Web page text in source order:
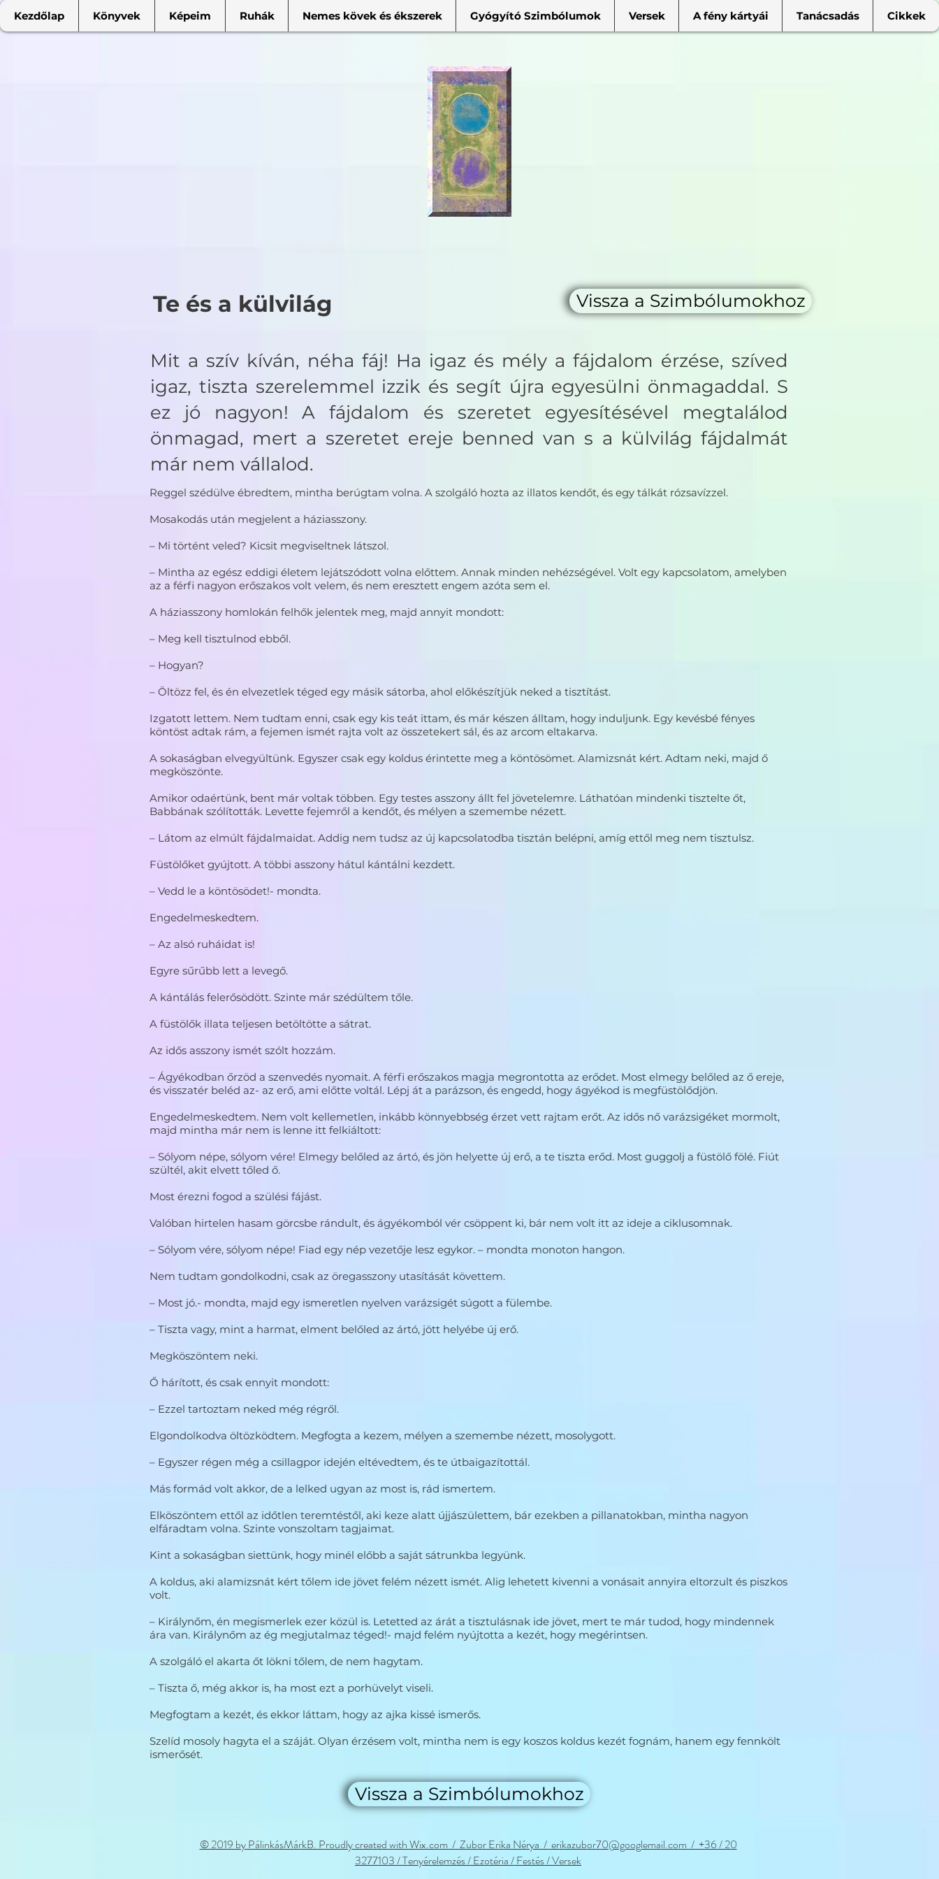
Kezdőlap Könyvek Képeim Ruhák Nemes kövek és ékszerek Gyógyító Szimbólumok Versek A fény kártyái Tanácsadás Cikkek
Vissza a Szimbólumokhoz
Te és a külvilág
Mit a szív kíván, néha fáj! Ha igaz és mély a fájdalom érzése, szíved
igaz, tiszta szerelemmel izzik és segít újra egyesülni önmagaddal. S
ez jó nagyon! A fájdalom és szeretet egyesítésével megtalálod
önmagad, mert a szeretet ereje benned van s a külvilág fájdalmát
már nem vállalod.
Reggel szédülve ébredtem, mintha berúgtam volna. A szolgáló hozta az illatos kendőt, és egy tálkát rózsavízzel.
Mosakodás után megjelent a háziasszony.
– Mi történt veled? Kicsit megviseltnek látszol.
– Mintha az egész eddigi életem lejátszódott volna előttem. Annak minden nehézségével. Volt egy kapcsolatom, amelyben
az a férfi nagyon erőszakos volt velem, és nem eresztett engem azóta sem el.
A háziasszony homlokán felhők jelentek meg, majd annyit mondott:
– Meg kell tisztulnod ebből.
– Hogyan?
– Öltözz fel, és én elvezetlek téged egy másik sátorba, ahol előkészítjük neked a tisztítást.
Izgatott lettem. Nem tudtam enni, csak egy kis teát ittam, és már készen álltam, hogy induljunk. Egy kevésbé fényes
köntöst adtak rám, a fejemen ismét rajta volt az összetekert sál, és az arcom eltakarva.
A sokaságban elvegyültünk. Egyszer csak egy koldus érintette meg a köntösömet. Alamizsnát kért. Adtam neki, majd ő
megköszönte.
Amikor odaértünk, bent már voltak többen. Egy testes asszony állt fel jövetelemre. Láthatóan mindenki tisztelte őt,
Babbának szólították. Levette fejemről a kendőt, és mélyen a szemembe nézett.
– Látom az elmúlt fájdalmaidat. Addig nem tudsz az új kapcsolatodba tisztán belépni, amíg ettől meg nem tisztulsz.
Füstölőket gyújtott. A többi asszony hátul kántálni kezdett.
– Vedd le a köntösödet!- mondta.
Engedelmeskedtem.
– Az alsó ruháidat is!
Egyre sűrűbb lett a levegő.
A kántálás felerősödött. Szinte már szédültem tőle.
A füstölők illata teljesen betöltötte a sátrat.
Az idős asszony ismét szólt hozzám.
– Ágyékodban őrzöd a szenvedés nyomait. A férfi erőszakos magja megrontotta az erődet. Most elmegy belőled az ő ereje,
és visszatér beléd az- az erő, ami előtte voltál. Lépj át a parázson, és engedd, hogy ágyékod is megfüstölődjön.
Engedelmeskedtem. Nem volt kellemetlen, inkább könnyebbség érzet vett rajtam erőt. Az idős nő varázsigéket mormolt,
majd mintha már nem is lenne itt felkiáltott:
– Sólyom népe, sólyom vére! Elmegy belőled az ártó, és jön helyette új erő, a te tiszta erőd. Most guggolj a füstölő fölé. Fiút
szültél, akit elvett tőled ő.
Most érezni fogod a szülési fájást.
Valóban hirtelen hasam görcsbe rándult, és ágyékomból vér csöppent ki, bár nem volt itt az ideje a ciklusomnak.
– Sólyom vére, sólyom népe! Fiad egy nép vezetője lesz egykor. – mondta monoton hangon.
Nem tudtam gondolkodni, csak az öregasszony utasítását követtem.
– Most jó.- mondta, majd egy ismeretlen nyelven varázsigét súgott a fülembe.
– Tiszta vagy, mint a harmat, elment belőled az ártó, jött helyébe új erő.
Megköszöntem neki.
Ő hárított, és csak ennyit mondott:
– Ezzel tartoztam neked még régről.
Elgondolkodva öltözködtem. Megfogta a kezem, mélyen a szemembe nézett, mosolygott.
– Egyszer régen még a csillagpor idején eltévedtem, és te útbaigazítottál.
Más formád volt akkor, de a lelked ugyan az most is, rád ismertem.
Elköszöntem ettől az időtlen teremtéstől, aki keze alatt újjászülettem, bár ezekben a pillanatokban, mintha nagyon
elfáradtam volna. Szinte vonszoltam tagjaimat.
Kint a sokaságban siettünk, hogy minél előbb a saját sátrunkba legyünk.
A koldus, aki alamizsnát kért tőlem ide jövet felém nézett ismét. Alig lehetett kivenni a vonásait annyira eltorzult és piszkos
volt.
– Királynőm, én megismerlek ezer közül is. Letetted az árát a tisztulásnak ide jövet, mert te már tudod, hogy mindennek
ára van. Királynőm az ég megjutalmaz téged!- majd felém nyújtotta a kezét, hogy megérintsen.
A szolgáló el akarta őt lökni tőlem, de nem hagytam.
– Tiszta ő, még akkor is, ha most ezt a porhüvelyt viseli.
Megfogtam a kezét, és ekkor láttam, hogy az ajka kissé ismerős.
Szelíd mosoly hagyta el a száját. Olyan érzésem volt, mintha nem is egy koszos koldus kezét fognám, hanem egy fennkölt
ismerősét.
Vissza a Szimbólumokhoz
© 2019 by PálinkásMárkB. Proudly created with Wix.com / Zubor Erika Nérya / erikazubor70@googlemail.com / +36 / 20
3277103 / Tenyérelemzés/ Ezotéria / Festés / Versek